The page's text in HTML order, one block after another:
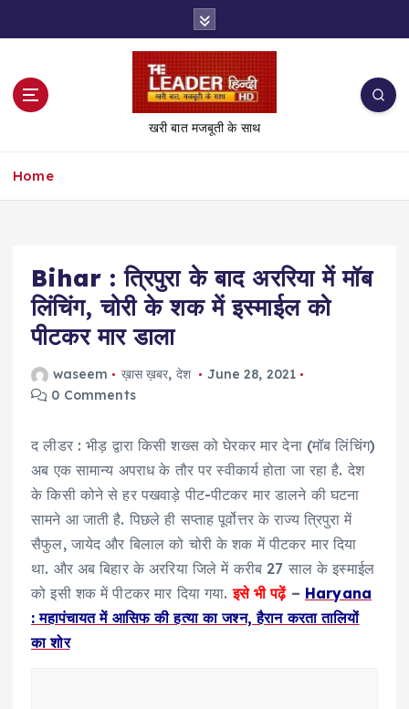
t
खरी बात मजबूती के साथ
Home
Bihar : त्रिपुरा के बाद अररिया में मॉब
लिंचिंग, चोरी के शक में इस्माईल को
पीटकर मार डाला
waseem ख़ास ख़बर, देश
June 28, 2021
0 Comments
द लीडर : भीड़ द्वारा किसी शख्स को घेरकर मार देना (मॉब लिंचिंग)
अब एक सामान्य अपराध के तौर पर स्वीकार्य होता जा रहा है. देश
के किसी कोने से हर पखवाड़े पीट-पीटकर मार डालने की घटना
सामने आ जाती है. पिछले ही सप्ताह पूर्वोत्तर के राज्य त्रिपुरा में
सैफुल, जायेद और बिलाल को चोरी के शक में पीटकर मार दिया
था. और अब बिहार के अररिया जिले में करीब 27 साल के इस्माईल
को इसी शक में पीटकर मार दिया गया.इसे भी पढ़ें– Haryana
: महापंचायत में आसिफ की हत्या का जश्न, हैरान करता तालियों
का शोर